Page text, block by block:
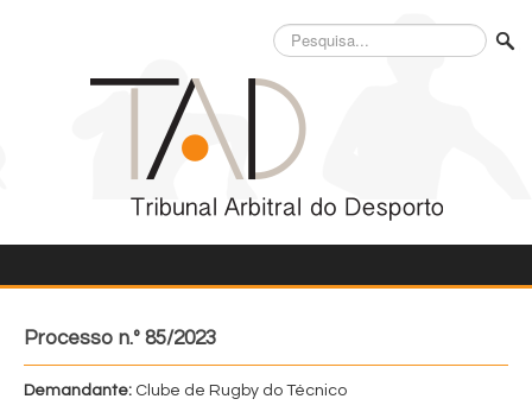
Pesquisa...
Processo n.º 85/2023
Demandante: Clube de Rugby do Técnico